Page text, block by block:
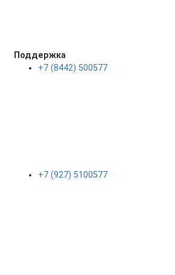
Поддержка
+7 (8442) 500577
+7 (927) 5100577